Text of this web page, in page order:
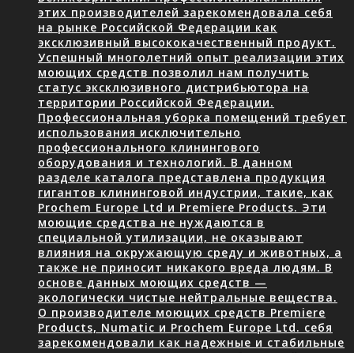
этих производителей зарекомендовала себя
на рынке Российской Федерации как
эксклюзивный высококачественный продукт.
Успешный многолетний опыт реализации этих
моющих средств позволил нам получить
статус эксклюзивного дистрибьютора на
территории Российской Федерации.
Профессиональная уборка помещений требует
использования исключительно
профессионального клинингового
оборудования и технологий. В данном
разделе каталога представлена продукция
гигантов клининговой индустрии, такие, как
Prochem Europe Ltd и Premiere Products. Эти
моющие средства не нуждаются в
специальной утилизации, не оказывают
влияния на окружающую среду и животных, а
также не приносит никакого вреда людям. В
основе данных моющих средств —
экологически чистые нейтральные вещества.
О производителе моющих средств Premiere
Products, Numatic и Prochem Europe Ltd. себя
зарекомендовали как надежные и стабильные